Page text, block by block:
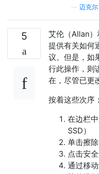
迈克尔
5
艾伦（Allan
提供有关如何
议。但是，如
行此操作，则
在，尽管已更
按着这些次序：
在边栏
SSD）
单击擦
点击安
通过移